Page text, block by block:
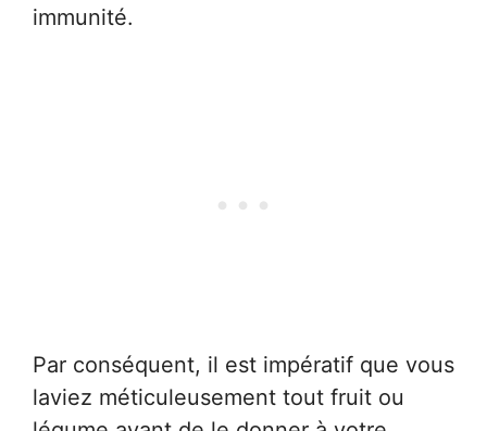
immunité.
Par conséquent, il est impératif que vous
laviez méticuleusement tout fruit ou